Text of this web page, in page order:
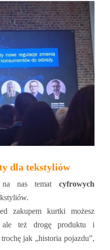
dla tekstyliów
na nas temat cyfrowych
zakupem kurtki możesz
ale też drogę produktu i
jak „historia pojazdu”,